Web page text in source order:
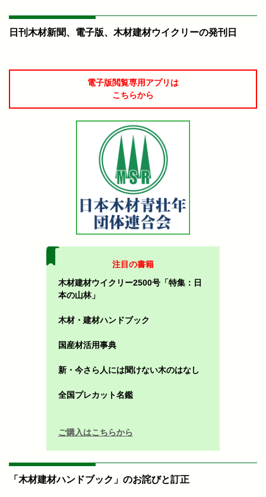
日刊木材新聞、電子版、木材建材ウイクリーの発刊日
電子版閲覧専用アプリは
こちらから
注目の書籍
木材建材ウイクリー2500号「特集：日
本の山林」
木材・建材ハンドブック
国産材活用事典
新・今さら人には聞けない木のはなし
全国プレカット名鑑
ご購入はこちらから
「木材建材ハンドブック」のお詫びと訂正